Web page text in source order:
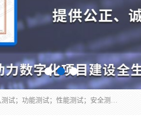
正检信服提供软件产品登记测试；科技项目验收测试；产品确认测试；功能测试；性能测试；安全测试；代码审计测试；漏洞扫描测试；渗透测试；风险评估测试；信息安全等级保护测评；双软认定；实验室建设质量体系建设；软件着作权、软件评测等服务。